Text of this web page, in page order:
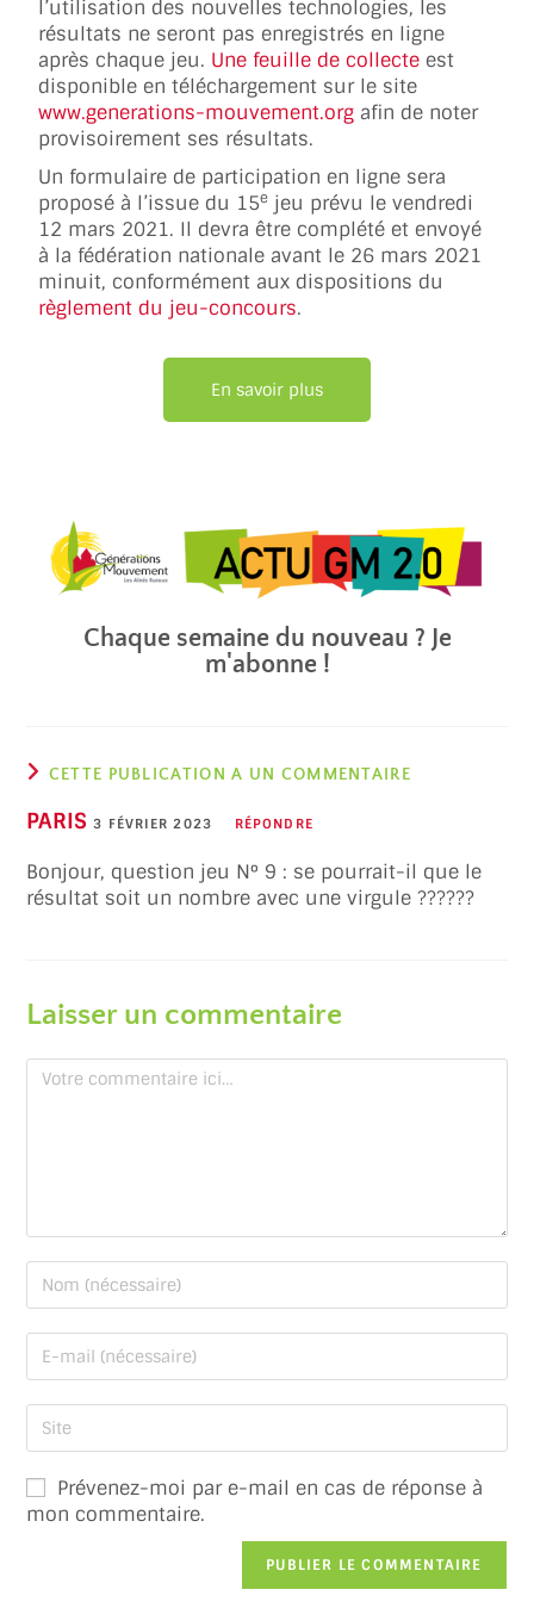
l’utilisation des nouvelles technologies, les
résultats ne seront pas enregistrés en ligne
après chaque jeu. Une feuille de collecte est
disponible en téléchargement sur le site
www.generations-mouvement.org afin de noter
provisoirement ses résultats.
Un formulaire de participation en ligne sera
proposé à l’issue du 15e jeu prévu le vendredi
12 mars 2021. Il devra être complété et envoyé
à la fédération nationale avant le 26 mars 2021
minuit, conformément aux dispositions du
règlement du jeu-concours.
En savoir plus
Chaque semaine du nouveau ? Je
m'abonne !
CETTE PUBLICATION A UN COMMENTAIRE
PARIS 3 FÉVRIER 2023 RÉPONDRE
Bonjour, question jeu N° 9 : se pourrait-il que le
résultat soit un nombre avec une virgule ??????
Laisser un commentaire
Prévenez-moi par e-mail en cas de réponse à
mon commentaire.